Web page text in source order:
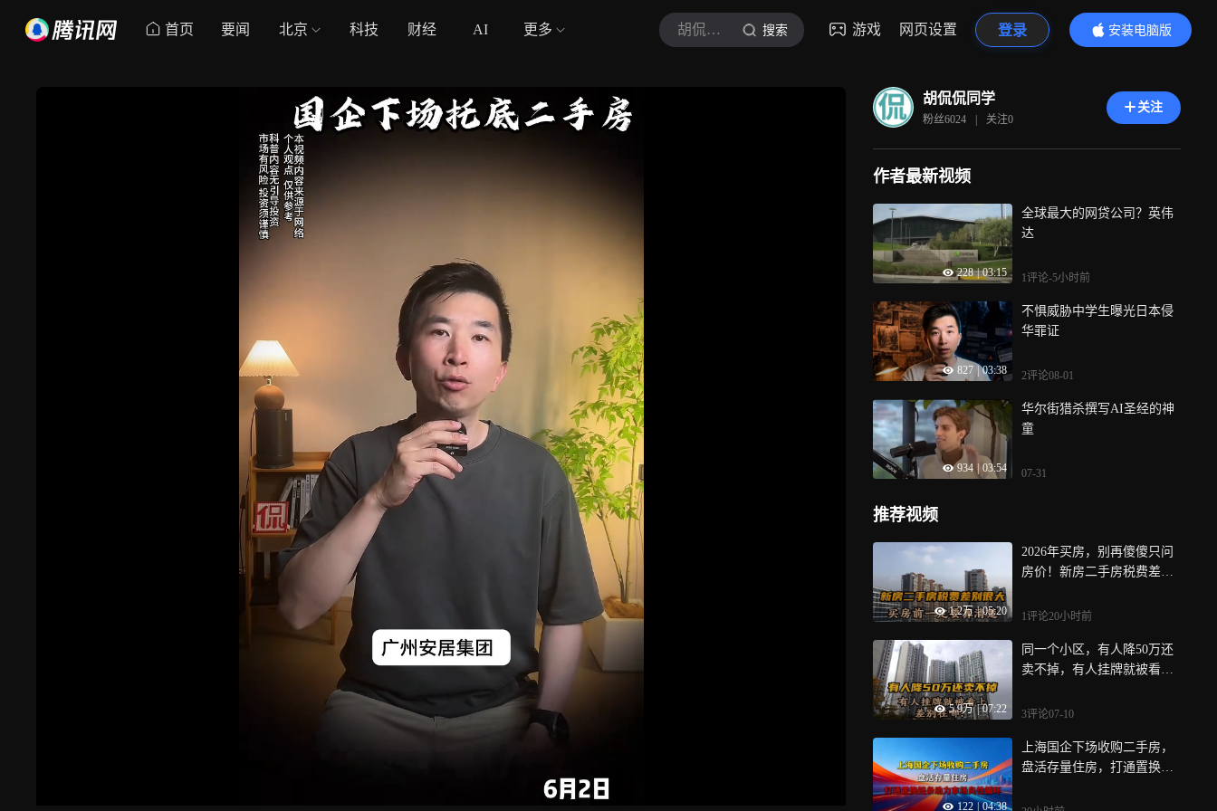
首页 要闻 北京 科技 财经 AI 更多 胡侃侃同学 搜索 游戏 网页设置 登录
安装电脑版
内容更精彩
胡侃侃同学
粉丝6024 | 关注0
关注
作者最新视频
228 | 03:15
全球最大的网贷公司？英伟
达
1评论-5小时前
827 03:38
不惧威胁中学生曝光日本侵
华罪证
2评论08-01
934 03:54
华尔街猎杀撰写AI圣经的神
童
07-31
推荐视频
1.2万 | 05:20
2026年买房，别再傻傻只问
房价！新房二手房税费差别
1评论20小时前
5.9万 | 07:22
同一个小区，有人降50万还
卖不掉，有人挂牌就被看
3评论07-10
122 04:38
上海国企下场收购二手房，
盘活存量住房，打通置换链